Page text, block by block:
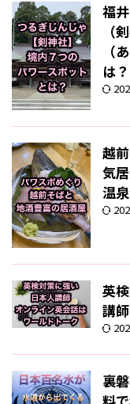
福
（
（
は？
越
気
温
英
講
裏